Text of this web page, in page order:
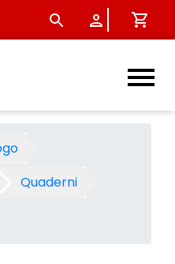
80
Quaderni